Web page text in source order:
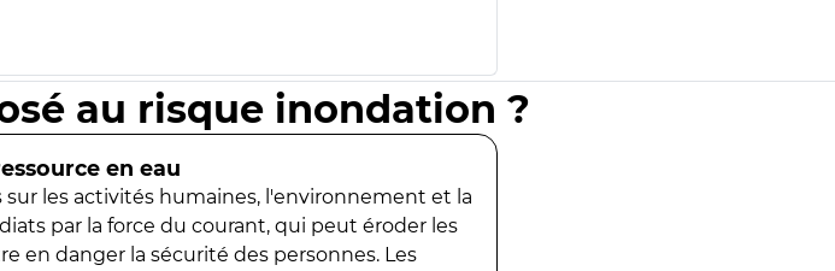
au risque inondation ?
en eau
les activités humaines, l'environnement et la
par la force du courant, qui peut éroder les
en danger la sécurité des personnes. Les